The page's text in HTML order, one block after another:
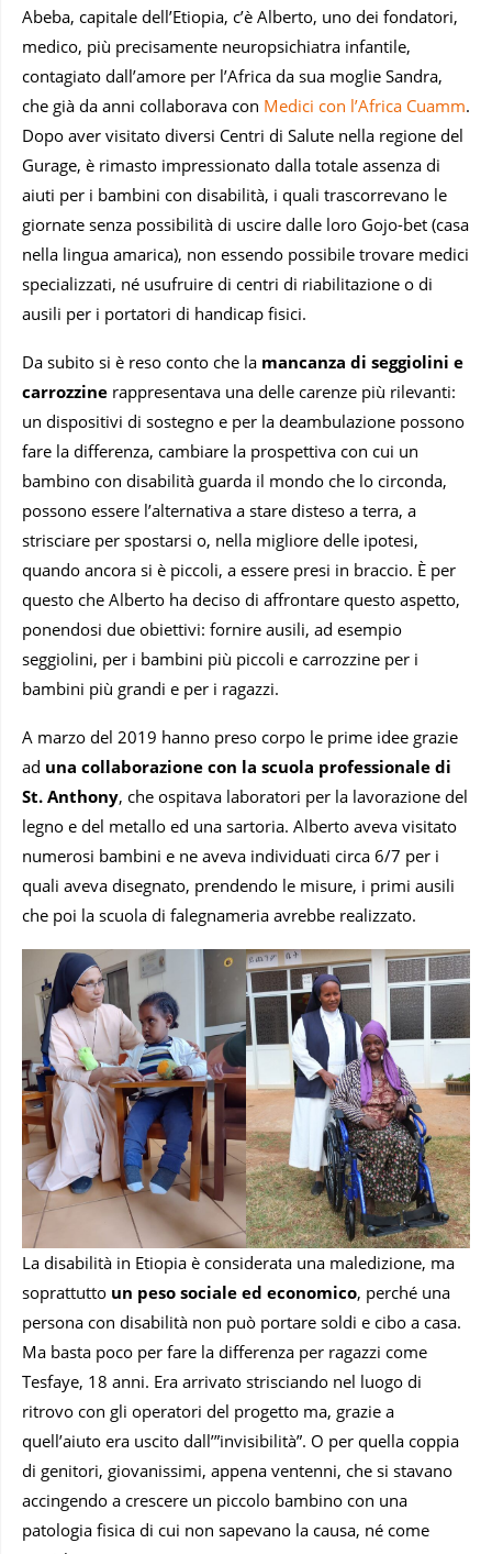
Abeba, capitale dell’Etiopia, c’è Alberto, uno dei fondatori,
medico, più precisamente neuropsichiatra infantile,
contagiato dall’amore per l’Africa da sua moglie Sandra,
che già da anni collaborava con Medici con l’Africa Cuamm.
Dopo aver visitato diversi Centri di Salute nella regione del
Gurage, è rimasto impressionato dalla totale assenza di
aiuti per i bambini con disabilità, i quali trascorrevano le
giornate senza possibilità di uscire dalle loro Gojo-bet (casa
nella lingua amarica), non essendo possibile trovare medici
specializzati, né usufruire di centri di riabilitazione o di
ausili per i portatori di handicap fisici.
Da subito si è reso conto che la mancanza di seggiolini e
carrozzine rappresentava una delle carenze più rilevanti:
un dispositivi di sostegno e per la deambulazione possono
fare la differenza, cambiare la prospettiva con cui un
bambino con disabilità guarda il mondo che lo circonda,
possono essere l’alternativa a stare disteso a terra, a
strisciare per spostarsi o, nella migliore delle ipotesi,
quando ancora si è piccoli, a essere presi in braccio. È per
questo che Alberto ha deciso di affrontare questo aspetto,
ponendosi due obiettivi: fornire ausili, ad esempio
seggiolini, per i bambini più piccoli e carrozzine per i
bambini più grandi e per i ragazzi.
A marzo del 2019 hanno preso corpo le prime idee grazie
ad una collaborazione con la scuola professionale di
St. Anthony, che ospitava laboratori per la lavorazione del
legno e del metallo ed una sartoria. Alberto aveva visitato
numerosi bambini e ne aveva individuati circa 6/7 per i
quali aveva disegnato, prendendo le misure, i primi ausili
che poi la scuola di falegnameria avrebbe realizzato.
La disabilità in Etiopia è considerata una maledizione, ma
soprattutto un peso sociale ed economico, perché una
persona con disabilità non può portare soldi e cibo a casa.
Ma basta poco per fare la differenza per ragazzi come
Tesfaye, 18 anni. Era arrivato strisciando nel luogo di
ritrovo con gli operatori del progetto ma, grazie a
quell’aiuto era uscito dall’”invisibilità”. O per quella coppia
di genitori, giovanissimi, appena ventenni, che si stavano
accingendo a crescere un piccolo bambino con una
patologia fisica di cui non sapevano la causa, né come